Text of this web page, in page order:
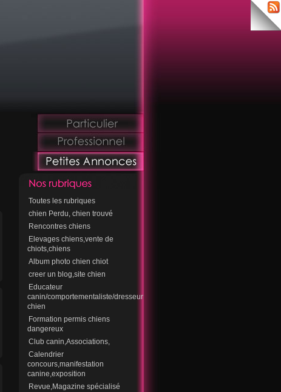
Toutes les rubriques
chien Perdu, chien trouvé
Rencontres chiens
Elevages chiens,vente de
chiots,chiens
Album photo chien chiot
creer un blog,site chien
Educateur
canin/comportementaliste/dresseur
chien
Formation permis chiens
dangereux
Club canin,Associations,
Calendrier
concours,manifestation
canine,exposition
Revue,Magazine spécialisé